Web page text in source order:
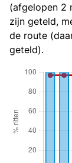
(afgelopen 2
zijn geteld,
de route
geteld).